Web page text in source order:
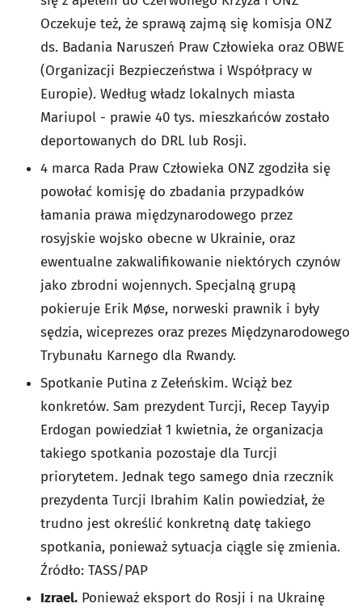
Oczekuje też, że sprawą zajmą się komisja ONZ
ds. Badania Naruszeń Praw Człowieka oraz OBWE
(Organizacji Bezpieczeństwa i Współpracy w
Europie). Według władz lokalnych miasta
Mariupol - prawie 40 tys. mieszkańców zostało
deportowanych do DRL lub Rosji.
4 marca Rada Praw Człowieka ONZ zgodziła się
powołać komisję do zbadania przypadków
łamania prawa międzynarodowego przez
rosyjskie wojsko obecne w Ukrainie, oraz
ewentualne zakwalifikowanie niektórych czynów
jako zbrodni wojennych. Specjalną grupą
pokieruje Erik Møse, norweski prawnik i były
sędzia, wiceprezes oraz prezes Międzynarodowego
Trybunału Karnego dla Rwandy.
Spotkanie Putina z Zełeńskim. Wciąż bez
konkretów. Sam prezydent Turcji, Recep Tayyip
Erdogan powiedział 1 kwietnia, że ​​organizacja
takiego spotkania pozostaje dla Turcji
priorytetem. Jednak tego samego dnia rzecznik
prezydenta Turcji Ibrahim Kalin powiedział, że
trudno jest określić konkretną datę takiego
spotkania, ponieważ sytuacja ciągle się zmienia.
Źródło: TASS/PAP
Izrael. Ponieważ eksport do Rosji i na Ukrainę